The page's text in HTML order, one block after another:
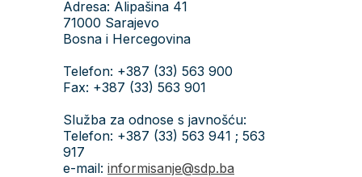
Adresa: Alipašina 41
71000 Sarajevo
Bosna i Hercegovina
Telefon: +387 (33) 563 900
Fax: +387 (33) 563 901
Služba za odnose s javnošću:
Telefon: +387 (33) 563 941 ; 563
917
e-mail: informisanje@sdp.ba